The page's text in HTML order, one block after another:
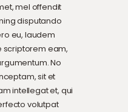
mel offendit
disputando
eu, laudem
scriptorem eam,
No
sit et
intellegat et, qui
volutpat